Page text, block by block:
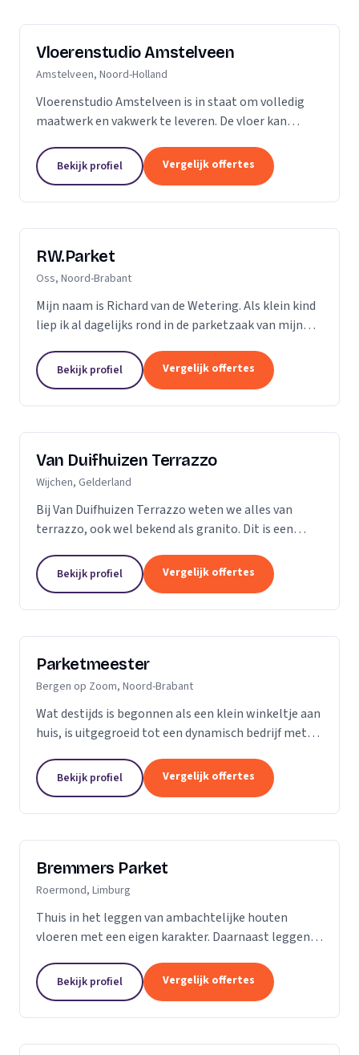
Vloerenstudio Amstelveen
Amstelveen, Noord-Holland
Vloerenstudio Amstelveen is in staat om volledig
maatwerk en vakwerk te leveren. De vloer kan
om type materiaal, kleur, afmeting of uitstraling.
Geen...
Bekijk profiel Vergelijk offertes
RW.Parket
Oss, Noord-Brabant
Mijn naam is Richard van de Wetering. Als klein kind
liep ik al dagelijks rond in de parketzaak van mijn
ook de reden dat ik besloot zelf...
Bekijk profiel Vergelijk offertes
Van Duifhuizen Terrazzo
Wijchen, Gelderland
Bij Van Duifhuizen Terrazzo weten we alles van
terrazzo, ook wel bekend als granito. Dit is een
is in principe te produceren in elke vorm....
Bekijk profiel Vergelijk offertes
Parketmeester
Bergen op Zoom, Noord-Brabant
Wat destijds is begonnen als een klein winkeltje aan
huis, is uitgegroeid tot een dynamisch bedrijf met
mogelijkheden op het gebied van parket, kurk en...
Bekijk profiel Vergelijk offertes
Bremmers Parket
Roermond, Limburg
Thuis in het leggen van ambachtelijke houten
vloeren met een eigen karakter. Daarnaast leggen
soorten laminaat en PVC vloeren. Heeft u al een...
Bekijk profiel Vergelijk offertes